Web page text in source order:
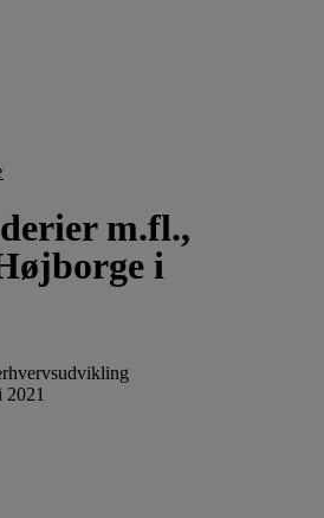
m.fl.,
i
2021